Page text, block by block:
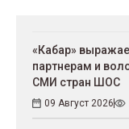
«Кабар»
партнерам и
СМИ стран ШОС
09 Август 2026